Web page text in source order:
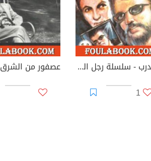
المدرب - سلسلة رجل المستحيل
1
عصفور من الشرق